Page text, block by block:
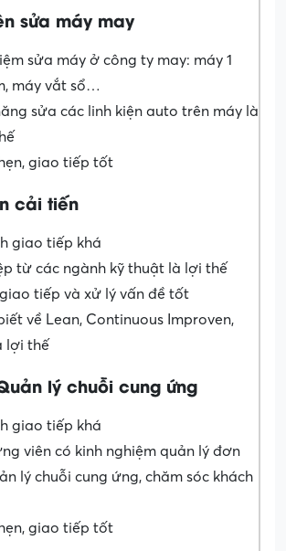
sửa máy may
sửa máy ở công ty may: máy 1
máy vắt sổ…
sửa các linh kiện auto trên máy là
giao tiếp tốt
cải tiến
giao tiếp khá
từ các ngành kỹ thuật là lợi thế
tiếp và xử lý vấn đề tốt
về Lean, Continuous Improven,
lợi thế
lý chuỗi cung ứng
giao tiếp khá
viên có kinh nghiệm quản lý đơn
lý chuỗi cung ứng, chăm sóc khách
giao tiếp tốt